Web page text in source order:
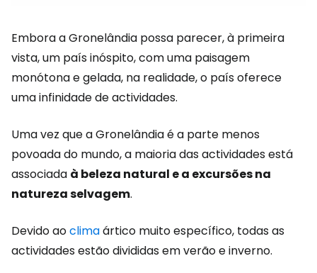
Embora a Gronelândia possa parecer, à primeira
vista, um país inóspito, com uma paisagem
monótona e gelada, na realidade, o país oferece
uma infinidade de actividades.
Uma vez que a Gronelândia é a parte menos
povoada do mundo, a maioria das actividades está
associada à beleza natural e a excursões na
natureza selvagem.
Devido aoclimaártico muito específico, todas as
actividades estão divididas em verão e inverno.